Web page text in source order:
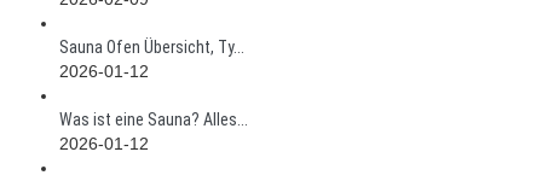
Sauna Ofen Übersicht, Ty...
2026-01-12
Was ist eine Sauna? Alles...
2026-01-12